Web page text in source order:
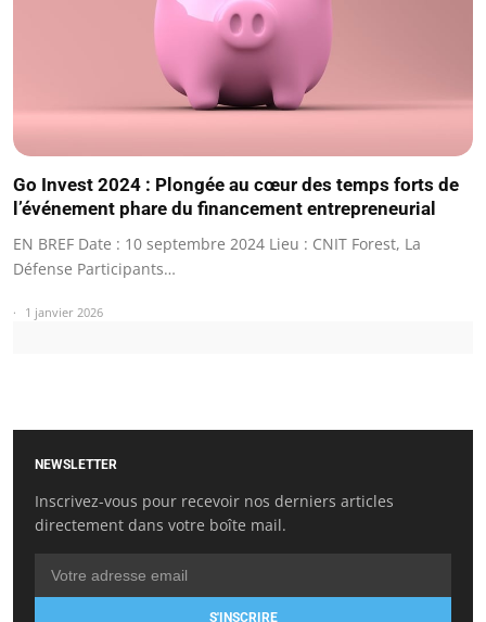
Go Invest 2024 : Plongée au cœur des temps forts de
l’événement phare du financement entrepreneurial
EN BREF Date : 10 septembre 2024 Lieu : CNIT Forest, La
Défense Participants…
1 janvier 2026
NEWSLETTER
Inscrivez-vous pour recevoir nos derniers articles
directement dans votre boîte mail.
S'INSCRIRE